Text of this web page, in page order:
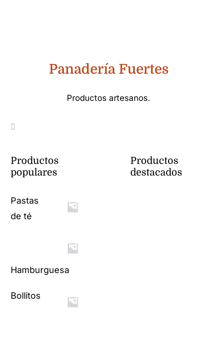
Panadería Fuertes
Productos artesanos.
Productos
populares
Pastas
de té
Hamburguesa
Bollitos
Productos
destacados